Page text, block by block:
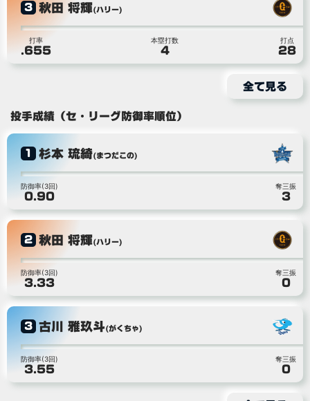
3 秋田 将輝(ハリー)
打率
.655
本塁打数
4
打点
28
全て見る
投手成績（セ・リーグ防御率順位）
1 杉本 琉綺(まつだこの)
防御率(3回)
0.90
奪三振
3
2 秋田 将輝(ハリー)
防御率(3回)
3.33
奪三振
0
3 古川 雅玖斗(がくちゃ)
防御率(3回)
3.55
奪三振
0